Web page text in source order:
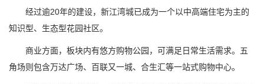
经过逾20年的建设，新江湾城已成为一个以中高端住宅为主的
知识型、生态型花园社区。
商业方面，板块内有悠方购物公园，可满足日常生活需求。五
角场则包含万达广场、百联又一城、合生汇等一站式购物中心。